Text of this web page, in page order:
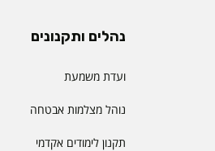
נהלים ותקנונים
ועדת משמעת
נוהל מצלמות אבטחה
תקנון לימודים אקדמי